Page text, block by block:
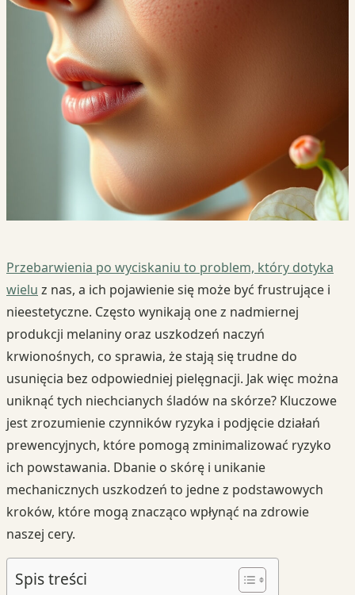
Przebarwienia po wyciskaniu to problem, który dotyka
wielu z nas, a ich pojawienie się może być frustrujące i
nieestetyczne. Często wynikają one z nadmiernej
produkcji melaniny oraz uszkodzeń naczyń
krwionośnych, co sprawia, że stają się trudne do
usunięcia bez odpowiedniej pielęgnacji. Jak więc można
uniknąć tych niechcianych śladów na skórze? Kluczowe
jest zrozumienie czynników ryzyka i podjęcie działań
prewencyjnych, które pomogą zminimalizować ryzyko
ich powstawania. Dbanie o skórę i unikanie
mechanicznych uszkodzeń to jedne z podstawowych
kroków, które mogą znacząco wpłynąć na zdrowie
naszej cery.
Spis treści